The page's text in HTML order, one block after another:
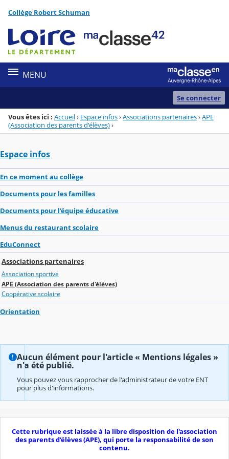
Menu de la rubrique
Contenu
Collège Robert Schuman
MENU
Se connecter
Vous êtes ici : Accueil› Espace infos›Associations partenaires›APE
(Association des parents d'élèves)›
Espace infos
En ce moment au collège
Documents pour les familles
Documents pour l'équipe éducative
Menus du restaurant scolaire
EduConnect
Associations partenaires
Association sportive
APE (Association des parents d'élèves)
Coopérative scolaire
Orientation
Aucun élément pour l'article « Mentions légales »
n'a été publié.
Vous pouvez vous rapprocher de l'administrateur de votre ENT
pour plus d'informations.
Cette rubrique est laissée à la libre disposition de l'association
des parents d'élèves (APE), qui porte la responsabilité de son
contenu.